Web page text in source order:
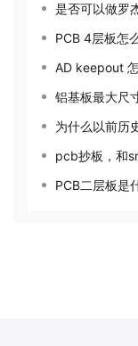
是否可以做罗
PCB 4层板怎
AD keepout
铝基板最大尺
为什么以前历
pcb抄板，和
PCB二层板是